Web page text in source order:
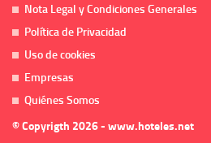
Nota Legal y Condiciones Generales
Política de Privacidad
Uso de cookies
Empresas
Quiénes Somos
© Copyrigth 2026 - www.hoteles.net